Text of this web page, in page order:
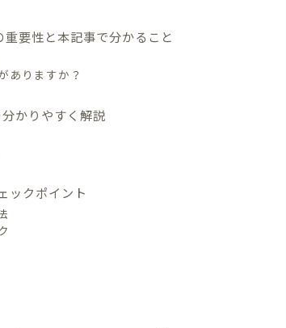
要性と本記事で分かること
ありますか？
かりやすく解説
ックポイント